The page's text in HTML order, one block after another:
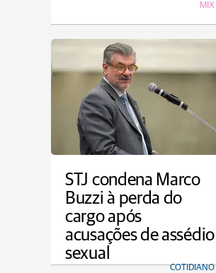
MIX
STJ condena Marco
Buzzi à perda do
cargo após
acusações de assédio
sexual
COTIDIANO